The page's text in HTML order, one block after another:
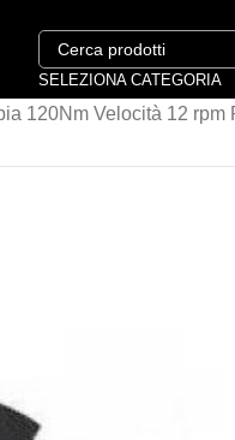
SELEZIONA CATEGORIA
120Nm Velocità 12 rpm